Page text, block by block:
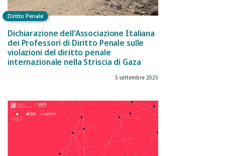
Diritto Penale
Dichiarazione dell'Associazione Italiana
dei Professori di Diritto Penale sulle
violazioni del diritto penale
internazionale nella Striscia di Gaza
5 settembre 2025